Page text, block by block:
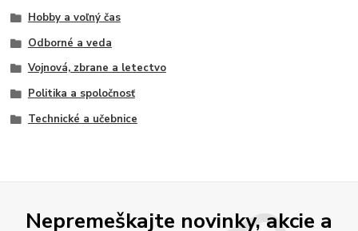
Hobby a voľný čas
Odborné a veda
Vojnová, zbrane a letectvo
Politika a spoločnosť
Technické a učebnice
Nepremeškajte novinky, akcie a